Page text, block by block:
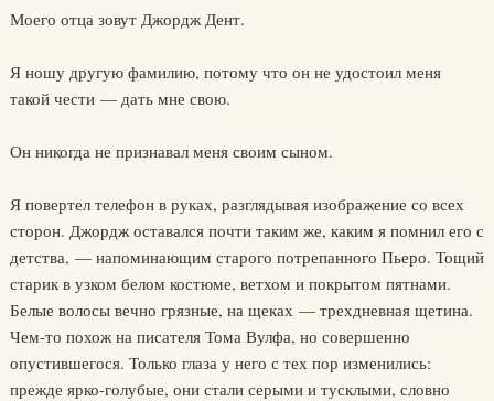
Моего отца зовут Джордж Дент.
Я ношу другую фамилию, потому что он не удостоил меня
такой чести — дать мне свою.
Он никогда не признавал меня своим сыном.
Я повертел телефон в руках, разглядывая изображение со всех
сторон. Джордж оставался почти таким же, каким я помнил его с
детства, — напоминающим старого потрепанного Пьеро. Тощий
старик в узком белом костюме, ветхом и покрытом пятнами.
Белые волосы вечно грязные, на щеках — трехдневная щетина.
Чем-то похож на писателя Тома Вулфа, но совершенно
опустившегося. Только глаза у него с тех пор изменились:
прежде ярко-голубые, они стали серыми и тусклыми, словно